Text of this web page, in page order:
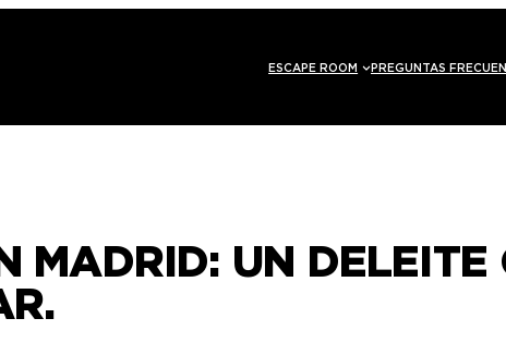
ESCAPE ROOM PREGUNTAS
MADRID: UN